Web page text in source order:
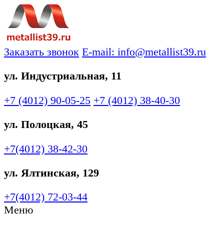
Заказать звонок E-mail: info@metallist39.ru
ул. Индустриальная, 11
+7 (4012) 90-05-25 +7 (4012) 38-40-30
ул. Полоцкая, 45
+7(4012) 38-42-30
ул. Ялтинская, 129
+7(4012) 72-03-44
Меню